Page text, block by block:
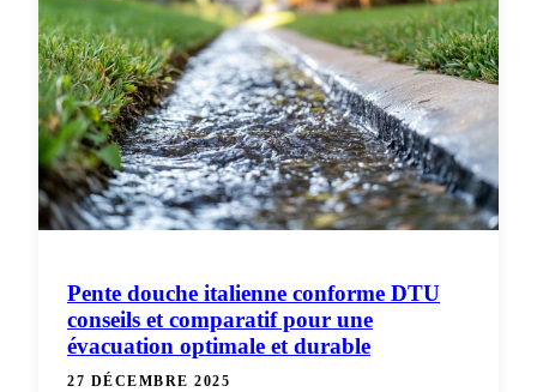
Pente douche italienne conforme DTU
conseils et comparatif pour une
évacuation optimale et durable
27 DÉCEMBRE 2025